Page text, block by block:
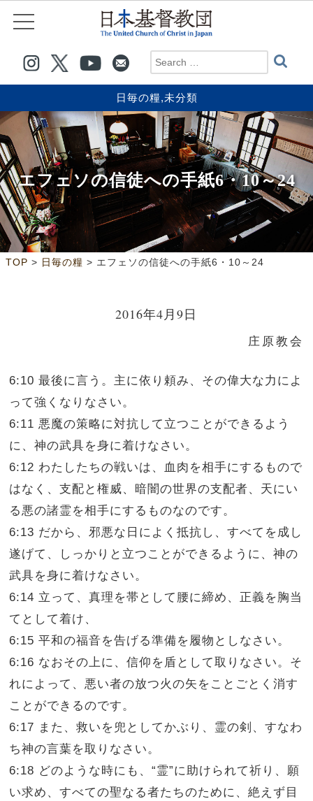
日毎の糧,未分類
エフェソの信徒への手紙6・10～24
TOP > 日毎の糧 > エフェソの信徒への手紙6・10～24
2016年4月9日
庄原教会
6:10 最後に言う。主に依り頼み、その偉大な力によ
って強くなりなさい。
6:11 悪魔の策略に対抗して立つことができるよう
に、神の武具を身に着けなさい。
6:12 わたしたちの戦いは、血肉を相手にするもので
はなく、支配と権威、暗闇の世界の支配者、天にい
る悪の諸霊を相手にするものなのです。
6:13 だから、邪悪な日によく抵抗し、すべてを成し
遂げて、しっかりと立つことができるように、神の
武具を身に着けなさい。
6:14 立って、真理を帯として腰に締め、正義を胸当
てとして着け、
6:15 平和の福音を告げる準備を履物としなさい。
6:16 なおその上に、信仰を盾として取りなさい。そ
れによって、悪い者の放つ火の矢をことごとく消す
ことができるのです。
6:17 また、救いを兜としてかぶり、霊の剣、すなわ
ち神の言葉を取りなさい。
6:18 どのような時にも、“霊”に助けられて祈り、願
い求め、すべての聖なる者たちのために、絶えず目